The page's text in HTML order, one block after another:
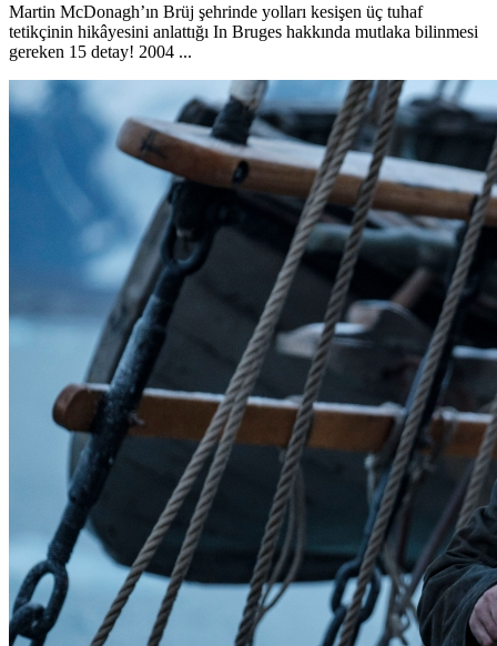
Martin McDonagh’ın Brüj şehrinde yolları kesişen üç tuhaf
tetikçinin hikâyesini anlattığı In Bruges hakkında mutlaka bilinmesi
gereken 15 detay! 2004 ...